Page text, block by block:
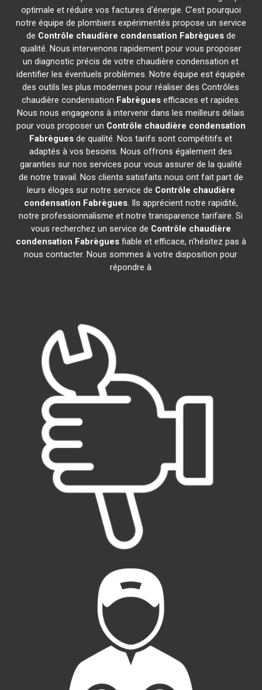
optimale et réduire vos factures d'énergie. C'est pourquoi
notre équipe de plombiers expérimentés propose un service
de Contrôle chaudière condensation Fabrèguesde
qualité. Nous intervenons rapidement pour vous proposer
un diagnostic précis de votre chaudière condensation et
identifier les éventuels problèmes. Notre équipe est équipée
des outils les plus modernes pour réaliser des Contrôles
chaudière condensation Fabrèguesefficaces et rapides.
Nous nous engageons à intervenir dans les meilleurs délais
pour vous proposer un Contrôle chaudière condensation
Fabrègues de qualité. Nos tarifs sont compétitifs et
adaptés à vos besoins. Nous offrons également des
garanties sur nos services pour vous assurer de la qualité
de notre travail. Nos clients satisfaits nous ont fait part de
leurs éloges sur notre service de Contrôle chaudière
condensation Fabrègues. Ils apprécient notre rapidité,
notre professionnalisme et notre transparence tarifaire. Si
vous recherchez un service de Contrôle chaudière
condensation Fabrèguesfiable et efficace, n'hésitez pas à
nous contacter. Nous sommes à votre disposition pour
répondre à